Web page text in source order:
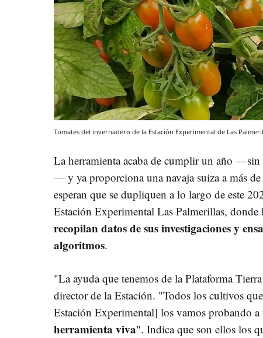
Tomates del invernadero de la Estación Experimental de Las
La herramienta acaba de cumplir un año —sin
— y ya proporciona una navaja suiza a más
esperan que se dupliquen a lo largo de este
Estación Experimental Las Palmerillas,
recopilan datos de sus investigaciones y
algoritmos.
"La ayuda que tenemos de la Plataforma
director de la Estación. "Todos los cultivos
Estación Experimental] los vamos probando a
herramienta viva". Indica que son ellos los